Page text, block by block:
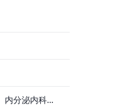
一般内科、消化器内科、循環器内科、呼吸器内科、血液内科、脳神経内科、内分泌内科、老人内科、一般外科、消化器外科、その他